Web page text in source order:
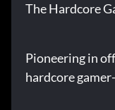
The Hardcore
Pioneering in
hardcore